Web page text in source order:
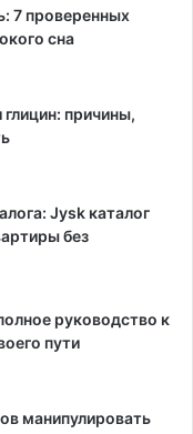
7 проверенных
сна
причины,
Jysk каталог
без
руководство к
пути
манипулировать